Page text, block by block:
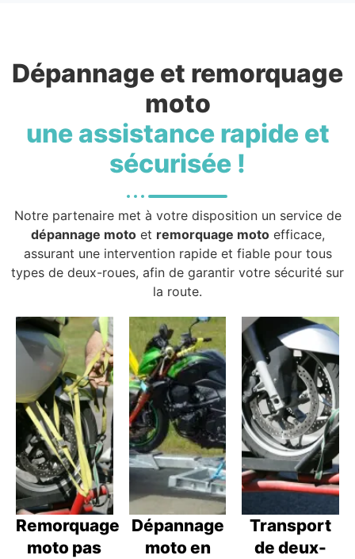
Dépannage et remorquage
moto
une assistance rapide et
sécurisée !
Notre partenaire met à votre disposition un service de
dépannage motoet remorquage motoefficace,
assurant une intervention rapide et fiable pour tous
types de deux-roues, afin de garantir votre sécurité sur
la route.
Remorquage
moto pas
Dépannage
moto en
Transport
de deux-